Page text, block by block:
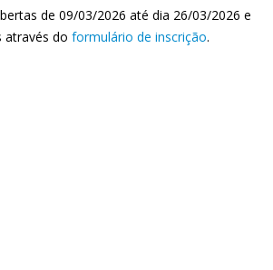
de 09/03/2026 até dia 26/03/2026 e
através do formulário de inscrição.